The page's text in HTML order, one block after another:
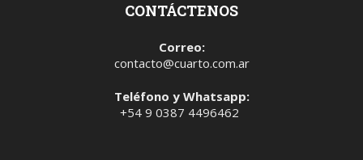
CONTÁCTENOS
Correo:
contacto@cuarto.com.ar
Teléfono y Whatsapp:
+54 9 0387 4496462